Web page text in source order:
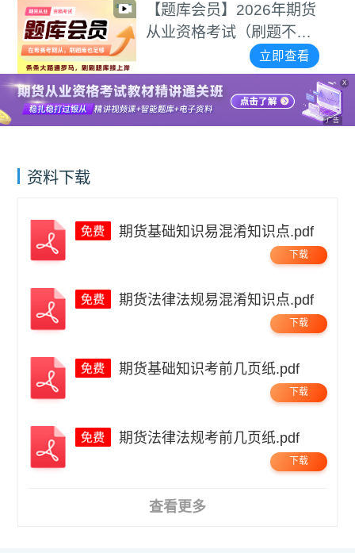
【题库会员】2026年期货
从业资格考试（刷题不用
立即查看
X
广告
资料下载
期货基础知识易混淆知识点.pdf
下载
期货法律法规易混淆知识点.pdf
下载
期货基础知识考前几页纸.pdf
下载
期货法律法规考前几页纸.pdf
下载
查看更多